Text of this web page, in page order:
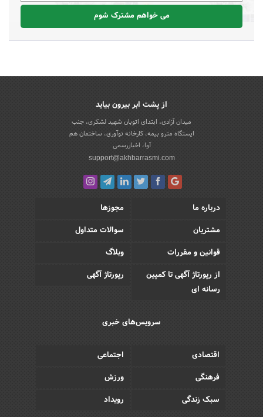
می خواهم مشترک شوم
از پشت ابر بیرون بیاید
میدان آزادی، ابتدای اتوبان شهید لشکری، جنب
ایستگاه مترو بیمه، کارخانه نوآوری، ساختمان هم
آوا، اخباررسمی
support@akhbarrasmi.com
درباره ما
مجوزها
مشتریان
سوالات متداول
قوانین و مقررات
وبلاگ
از رپورتاژ آگهی تا کمپین
رسانه ای
رپورتاژ آگهی
سرویس‌های خبری
اقتصادی
اجتماعی
فرهنگی
ورزش
سبک زندگی
رویداد